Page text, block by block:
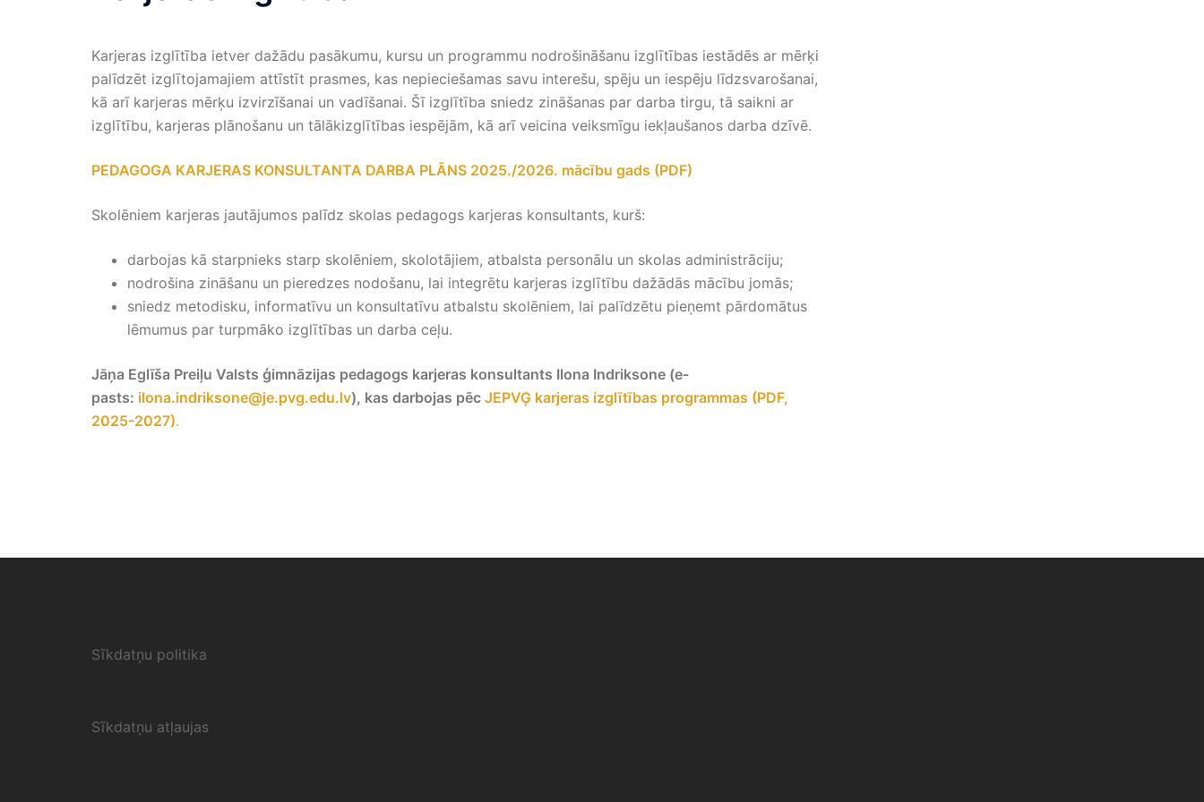
Karjeras izglītība ietver dažādu pasākumu, kursu un programmu nodrošināšanu izglītības iestādēs ar mērķi
palīdzēt izglītojamajiem attīstīt prasmes, kas nepieciešamas savu interešu, spēju un iespēju līdzsvarošanai,
kā arī karjeras mērķu izvirzīšanai un vadīšanai. Šī izglītība sniedz zināšanas par darba tirgu, tā saikni ar
izglītību, karjeras plānošanu un tālākizglītības iespējām, kā arī veicina veiksmīgu iekļaušanos darba dzīvē.
PEDAGOGA KARJERAS KONSULTANTA DARBA PLĀNS 2025./2026. mācību gads (PDF)
Skolēniem karjeras jautājumos palīdz skolas pedagogs karjeras konsultants, kurš:
darbojas kā starpnieks starp skolēniem, skolotājiem, atbalsta personālu un skolas administrāciju;
nodrošina zināšanu un pieredzes nodošanu, lai integrētu karjeras izglītību dažādās mācību jomās;
sniedz metodisku, informatīvu un konsultatīvu atbalstu skolēniem, lai palīdzētu pieņemt pārdomātus
lēmumus par turpmāko izglītības un darba ceļu.
Jāņa Eglīša Preiļu Valsts ģimnāzijas pedagogs karjeras konsultants Ilona Indriksone (e-
pasts: ilona.indriksone@je.pvg.edu.lv), kas darbojas pēc JEPVĢ karjeras izglītības programmas (PDF,
2025-2027).
Sīkdatņu politika
Sīkdatņu atļaujas